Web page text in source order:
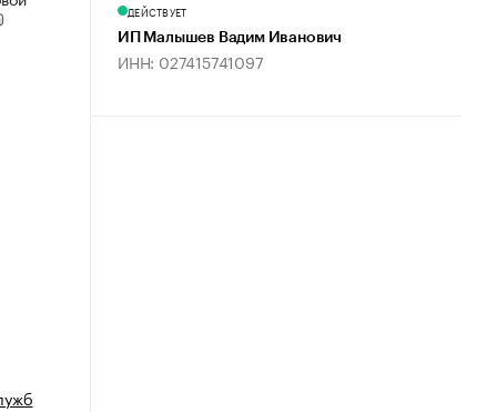
ДЕЙСТВУЕТ
ИП Малышев Вадим Иванович
ИНН: 027415741097